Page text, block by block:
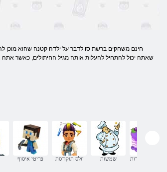
חינם משחקים ברשת סו לדבר על ילדה קטנה שהוא מוכן
שאתה יכול להתחיל להעלות אותה מגיל החיתולים, כאשר אתה
פריטי איסוף ןולס תוקורסת שמשות מתכונים לנערות